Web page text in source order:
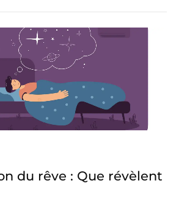
du rêve : Que révèlent